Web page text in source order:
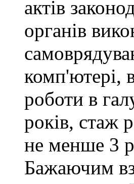
актів
органів
комп'ютері,
роботи в
років, стаж
не менше 3
Бажаючим